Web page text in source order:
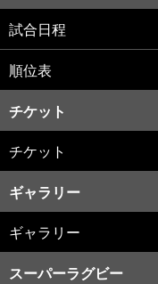
試合日程
順位表
チケット
チケット
ギャラリー
ギャラリー
スーパーラグビー